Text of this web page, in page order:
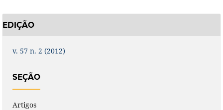
EDIÇÃO
v. 57 n. 2 (2012)
SEÇÃO
Artigos